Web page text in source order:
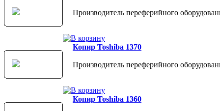
Производитель переферийного
Копир Toshiba 1370
Производитель переферийного
Копир Toshiba 1360